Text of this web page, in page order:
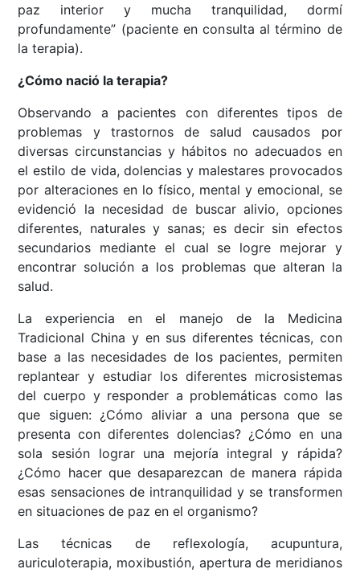
paz interior y mucha tranquilidad, dormí
profundamente” (paciente en consulta al término de
la terapia).
¿Cómo nació la terapia?
Observando a pacientes con diferentes tipos de
problemas y trastornos de salud causados por
diversas circunstancias y hábitos no adecuados en
el estilo de vida, dolencias y malestares provocados
por alteraciones en lo físico, mental y emocional, se
evidenció la necesidad de buscar alivio, opciones
diferentes, naturales y sanas; es decir sin efectos
secundarios mediante el cual se logre mejorar y
encontrar solución a los problemas que alteran la
salud.
La experiencia en el manejo de la Medicina
Tradicional China y en sus diferentes técnicas, con
base a las necesidades de los pacientes, permiten
replantear y estudiar los diferentes microsistemas
del cuerpo y responder a problemáticas como las
que siguen: ¿Cómo aliviar a una persona que se
presenta con diferentes dolencias? ¿Cómo en una
sola sesión lograr una mejoría integral y rápida?
¿Cómo hacer que desaparezcan de manera rápida
esas sensaciones de intranquilidad y se transformen
en situaciones de paz en el organismo?
Las técnicas de reflexología, acupuntura,
auriculoterapia, moxibustión, apertura de meridianos